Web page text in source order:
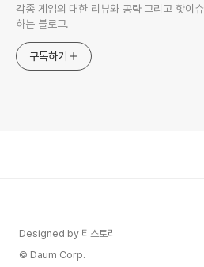
각종 게임의 대한 리뷰와 공략 그리고 핫이
하는 블로그.
구독하기
Designed by 티스토리
© Daum Corp.